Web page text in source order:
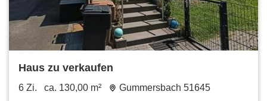
Haus zu verkaufen
6 Zi. ca. 130,00 m² Gummersbach 51645